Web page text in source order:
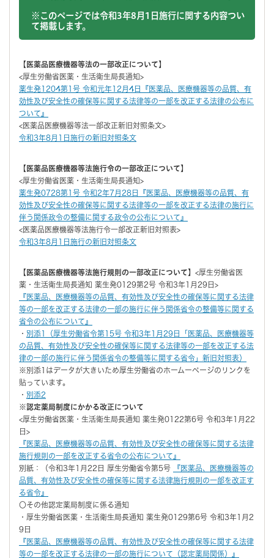
※このページでは令和3年8月1日施行に関する内容つい
て掲載します。
【医薬品医療機器等法の一部改正について】
<厚生労働省医薬・生活衛生局長通知>
薬生発1204第1号 令和元年12月4日『医薬品、医療機器等の品質、有
効性及び安全性の確保等に関する法律等の一部を改正する法律の公布に
ついて』
<医薬品医療機器等法一部改正新旧対照条文>
令和3年8月1日施行の新旧対照条文
【医薬品医療機器等法施行令の一部改正について】
<厚生労働省医薬・生活衛生局長通知>
薬生発0728第1号 令和2年7月28日『医薬品、医療機器等の品質、有
効性及び安全性の確保等に関する法律等の一部を改正する法律の施行に
伴う関係政令の整備に関する政令の公布について』
<医薬品医療機器等法施行令一部改正新旧対照表>
令和3年8月1日施行の新旧対照条文
【医薬品医療機器等法施行規則の一部改正について】 <厚生労働省医
薬・生活衛生局長通知 薬生発0129第2号 令和3年1月29日>
『医薬品、医療機器等の品質、有効性及び安全性の確保等に関する法律
等の一部を改正する法律の一部の施行に伴う関係省令の整備等に関する
省令の公布について』
・ 別添1（厚生労働省令第15号 令和3年1月29日「医薬品、医療機器等
の品質、有効性及び安全性の確保等に関する法律等の一部を改正する法
律の一部の施行に伴う関係省令の整備等に関する省令」新旧対照表）
※別添1はデータが大きいため厚生労働省のホームーページのリンクを
貼っています。
・ 別添2
※認定薬局制度にかかる改正について
<厚生労働省医薬・生活衛生局長通知 薬生発0122第6号 令和3年1月22
日>
『医薬品、医療機器等の品質、有効性及び安全性の確保等に関する法律
施行規則の一部を改正する省令の公布について』
別紙：（令和3年1月22日 厚生労働省令第5号
『医薬品、医療機器等の
品質、有効性及び安全性の確保等に関する法律施行規則の一部を改正す
る省令』
〇その他認定薬局制度に係る通知
・厚生労働省医薬・生活衛生局長通知 薬生発0129第6号 令和3年1月2
9日
『医薬品、医療機器等の品質、有効性及び安全性の確保等に関する法律
等の一部を改正する法律の一部の施行について（認定薬局関係）』